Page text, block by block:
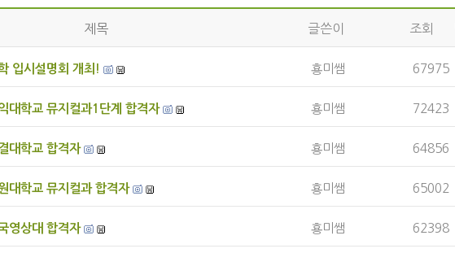
제목 글쓴이 조회
입시설명회 개최! 횽미쌤 67975
대학교 뮤지컬과1단계 합격자 횽미쌤 72423
대학교 합격자 횽미쌤 64856
대학교 뮤지컬과 합격자 횽미쌤 65002
영상대 합격자 횽미쌤 62398